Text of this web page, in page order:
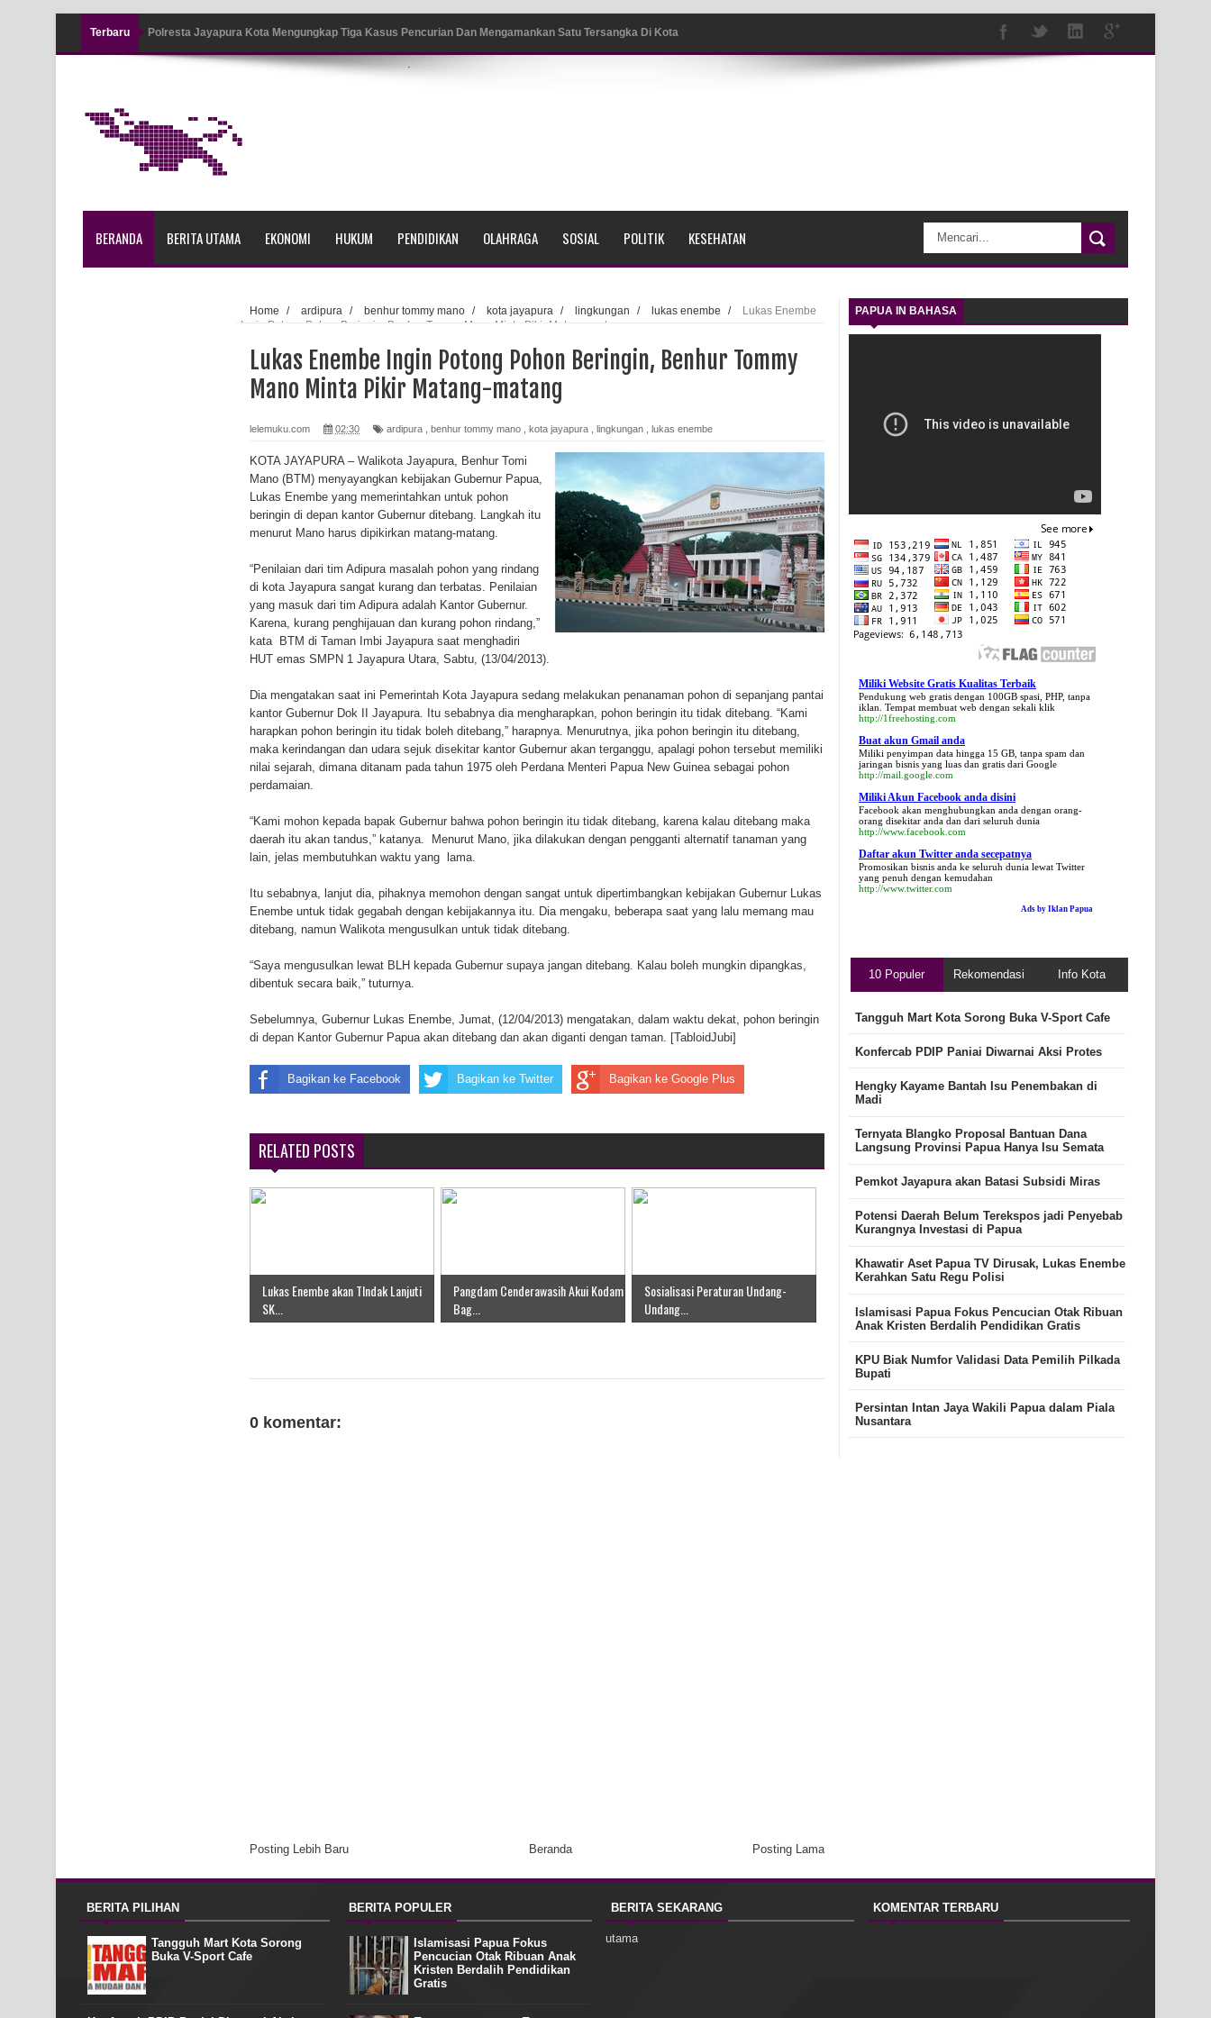
Terbaru Polresta Jayapura Kota Mengungkap Tiga Kasus Pencurian Dan Mengamankan Satu Tersangka Di Kota
Kapolresta Jayapura Kota Mengapresiasi Antusiasme Warga Saat Nonton Bareng Final Piala Dunia 2026 di
Lima Rumah Pribadi Terbakar Di Hamadi Jayapura Selatan
Polres Jayapura Terima Laporan Hilangnya Agustina Ester Bonsapia
Marthen Medlama Sebut Pemprov Papua Siapkan 1000 Kuota Beasiswa Mace
BRI Region 18 Jayapura Salurkan Bantuan CSR untuk RS Bhayangkara Polda Papua pada Peringatan Hari
Indonesia Turns Remote Papua Frontier into National Food Belt with Mechanized Rice Expansion
Mantan Sekda Jayawijaya Jadi Tersangka Kasus Korupsi Jalan Lingkar
Papuan Artisans Take Center Stage at Indonesia's National Craft Anniversary in Makassar
Presenter TVRI Papua Barat Yanto Idorway Masih Hilang
Air Terjun Memti Pesona Tersembunyi di Kabupaten Pegunungan Arfak
Pencarian Hari Keenam Korban Hanyut di Air Terjun Memti Belum Hasil, Polisi Periksa Saksi dan Kerahkan
.
BERANDA BERITA UTAMA EKONOMI HUKUM PENDIDIKAN OLAHRAGA SOSIAL POLITIK KESEHATAN
Home / ardipura / benhur tommy mano / kota jayapura / lingkungan / lukas enembe /
Lukas Enembe
Ingin Potong Pohon Beringin, Benhur Tommy Mano Minta Pikir Matang-matang
Lukas Enembe Ingin Potong Pohon Beringin, Benhur Tommy
Mano Minta Pikir Matang-matang
lelemuku.com 02:30 ardipura benhur tommy mano kota jayapura lingkungan lukas enembe
KOTA JAYAPURA – Walikota Jayapura, Benhur Tomi
Mano (BTM) menyayangkan kebijakan Gubernur Papua,
Lukas Enembe yang memerintahkan untuk pohon
beringin di depan kantor Gubernur ditebang. Langkah itu
menurut Mano harus dipikirkan matang-matang.
“Penilaian dari tim Adipura masalah pohon yang rindang
di kota Jayapura sangat kurang dan terbatas. Penilaian
yang masuk dari tim Adipura adalah Kantor Gubernur.
Karena, kurang penghijauan dan kurang pohon rindang,”
kata BTM di Taman Imbi Jayapura saat menghadiri
HUT emas SMPN 1 Jayapura Utara, Sabtu, (13/04/2013).
Dia mengatakan saat ini Pemerintah Kota Jayapura sedang melakukan penanaman pohon di sepanjang pantai
kantor Gubernur Dok II Jayapura. Itu sebabnya dia mengharapkan, pohon beringin itu tidak ditebang. “Kami
harapkan pohon beringin itu tidak boleh ditebang,” harapnya. Menurutnya, jika pohon beringin itu ditebang,
maka kerindangan dan udara sejuk disekitar kantor Gubernur akan terganggu, apalagi pohon tersebut memiliki
nilai sejarah, dimana ditanam pada tahun 1975 oleh Perdana Menteri Papua New Guinea sebagai pohon
perdamaian.
“Kami mohon kepada bapak Gubernur bahwa pohon beringin itu tidak ditebang, karena kalau ditebang maka
daerah itu akan tandus,” katanya. Menurut Mano, jika dilakukan dengan pengganti alternatif tanaman yang
lain, jelas membutuhkan waktu yang lama.
Itu sebabnya, lanjut dia, pihaknya memohon dengan sangat untuk dipertimbangkan kebijakan Gubernur Lukas
Enembe untuk tidak gegabah dengan kebijakannya itu. Dia mengaku, beberapa saat yang lalu memang mau
ditebang, namun Walikota mengusulkan untuk tidak ditebang.
“Saya mengusulkan lewat BLH kepada Gubernur supaya jangan ditebang. Kalau boleh mungkin dipangkas,
dibentuk secara baik,” tuturnya.
Sebelumnya, Gubernur Lukas Enembe, Jumat, (12/04/2013) mengatakan, dalam waktu dekat, pohon beringin
di depan Kantor Gubernur Papua akan ditebang dan akan diganti dengan taman. [TabloidJubi]
Bagikan ke Facebook Bagikan ke Twitter Bagikan ke Google Plus
RELATED POSTS
Lukas Enembe akan TIndak Lanjuti
SK...
Pangdam Cenderawasih Akui Kodam
Bag...
Sosialisasi Peraturan Undang-
Undang...
0 komentar:
Posting Lebih Baru Posting Lama
Beranda
PAPUA IN BAHASA
Miliki Website Gratis Kualitas Terbaik
Pendukung web gratis dengan 100GB spasi, PHP, tanpa
iklan. Tempat membuat web dengan sekali klik
http://1freehosting.com
Buat akun Gmail anda
Miliki penyimpan data hingga 15 GB, tanpa spam dan
jaringan bisnis yang luas dan gratis dari Google
http://mail.google.com
Miliki Akun Facebook anda disini
Facebook akan menghubungkan anda dengan orang-
orang disekitar anda dan dari seluruh dunia
http://www.facebook.com
Daftar akun Twitter anda secepatnya
Promosikan bisnis anda ke seluruh dunia lewat Twitter
yang penuh dengan kemudahan
http://www.twitter.com
Ads by Iklan Papua
10 Populer Rekomendasi Info Kota
Tangguh Mart Kota Sorong Buka V-Sport Cafe
Konfercab PDIP Paniai Diwarnai Aksi Protes
Hengky Kayame Bantah Isu Penembakan di
Madi
Ternyata Blangko Proposal Bantuan Dana
Langsung Provinsi Papua Hanya Isu Semata
Pemkot Jayapura akan Batasi Subsidi Miras
Potensi Daerah Belum Terekspos jadi Penyebab
Kurangnya Investasi di Papua
Khawatir Aset Papua TV Dirusak, Lukas Enembe
Kerahkan Satu Regu Polisi
Islamisasi Papua Fokus Pencucian Otak Ribuan
Anak Kristen Berdalih Pendidikan Gratis
KPU Biak Numfor Validasi Data Pemilih Pilkada
Bupati
Persintan Intan Jaya Wakili Papua dalam Piala
Nusantara
BERITA PILIHAN
Tangguh Mart Kota Sorong
Buka V-Sport Cafe
BERITA POPULER
Islamisasi Papua Fokus
Pencucian Otak Ribuan Anak
Kristen Berdalih Pendidikan
Gratis
BERITA SEKARANG
utama
KOMENTAR TERBARU